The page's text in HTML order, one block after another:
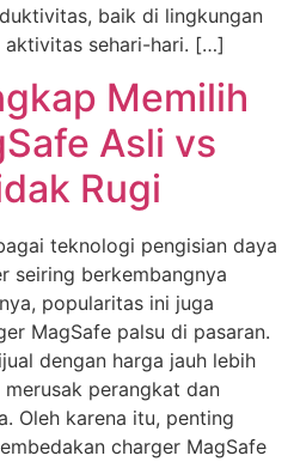
baik di lingkungan
aktivitas sehari-hari. […]
Memilih
Asli vs
Rugi
teknologi pengisian daya
seiring berkembangnya
popularitas ini juga
MagSafe palsu di pasaran.
dengan harga jauh lebih
perangkat dan
Oleh karena itu, penting
charger MagSafe